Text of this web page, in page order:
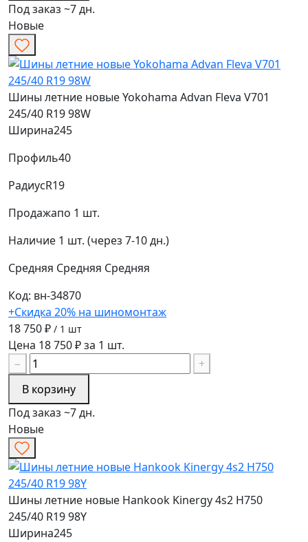
Под заказ ~7 дн.
Новые
Шины летние новые Yokohama Advan Fleva V701
245/40 R19 98W
Ширина245
Профиль40
РадиусR19
Продажапо 1 шт.
Наличие 1 шт. (через 7-10 дн.)
Средняя Средняя Средняя
Код: вн-34870
+Скидка 20% на шиномонтаж
18 750 ₽ / 1 шт
Цена 18 750 ₽ за 1 шт.
−
+
В корзину
Под заказ ~7 дн.
Новые
Шины летние новые Hankook Kinergy 4s2 H750
245/40 R19 98Y
Ширина245